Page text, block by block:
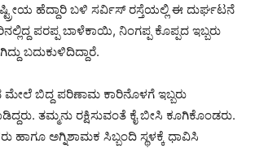
ಹೆದ್ದಾರಿ ಬಳಿ ಸರ್ವಿಸ್ ರಸ್ತೆಯಲ್ಲಿ ಈ ದುರ್ಘಟನೆ
ಪರಪ್ಪ ಬಾಳೆಕಾಯಿ, ನಿಂಗಪ್ಪ ಕೊಪ್ಪದ ಇಬ್ಬರು
ಬದುಕುಳಿದಿದ್ದಾರೆ.
ಮೇಲೆ ಬಿದ್ದ ಪರಿಣಾಮ ಕಾರಿನೊಳಗೆ ಇಬ್ಬರು
ತಮ್ಮನು ರಕ್ಷಿಸುವಂತೆ ಕೈ ಬೀಸಿ ಕೂಗಿಕೊಂಡರು.
ಹಾಗೂ ಅಗ್ನಿಶಾಮಕ ಸಿಬ್ಬಂದಿ ಸ್ಥಳಕ್ಕೆ ಧಾವಿಸಿ